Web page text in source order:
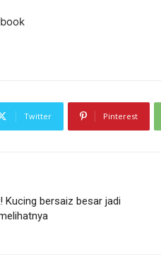
Twitter Pinterest
Kucing bersaiz besar jadi